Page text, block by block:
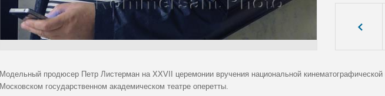
Модельный продюсер Петр Листерман на XXVII церемонии вручения национальной
Московском государственном академическом театре оперетты.